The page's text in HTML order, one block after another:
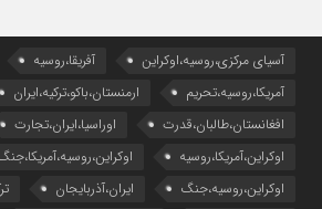
آسیای مرکزی،روسیه،اوکراین
آفریقا،روسیه
آمریکا،روسیه،تحریم
ارمنستان،باکو،ترکیه،ایران
افغانستان،طالبان،قدرت
اوراسیا،ایران،تجارت
اوکراین،آمریکا،روسیه
اوکراین،روسیه،جنگ
ایران،آذربایجان